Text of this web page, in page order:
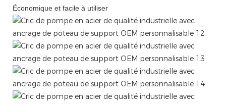
Économique et facile à utiliser